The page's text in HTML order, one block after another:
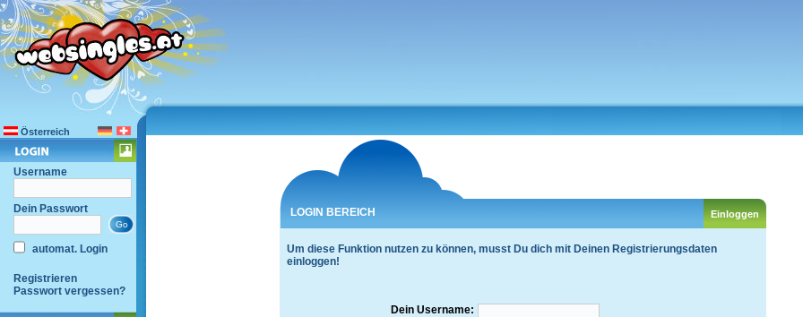
Österreich
Username
Dein Passwort
automat. Login
Registrieren
Passwort vergessen?
LOGIN BEREICH
Um diese Funktion nutzen zu können, musst Du dich mit Deinen Registrierungsdaten
einloggen!
Dein Username: